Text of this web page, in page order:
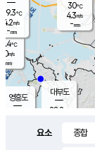
의도
℃
m/s
mm
영흥도
대부도
28.2
29.3℃
4.2m/s
-mm
30℃
4.3m/s
-mm
요소